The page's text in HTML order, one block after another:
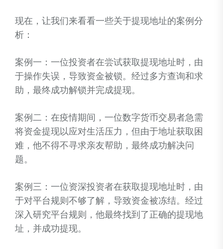
现在，让我们来看看一些关于提现地址的案例分
析：
案例一：一位投资者在尝试获取提现地址时，由
于操作失误，导致资金被锁。经过多方查询和求
助，最终成功解锁并完成提现。
案例二：在疫情期间，一位数字货币交易者急需
将资金提现以应对生活压力，但由于地址获取困
难，他不得不寻求亲友帮助，最终成功解决问
题。
案例三：一位资深投资者在获取提现地址时，由
于对平台规则不够了解，导致资金被冻结。经过
深入研究平台规则，他最终找到了正确的提现地
址，并成功提现。